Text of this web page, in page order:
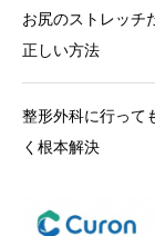
お尻のストレッチ
正しい方法
整形外科に行って
く根本解決